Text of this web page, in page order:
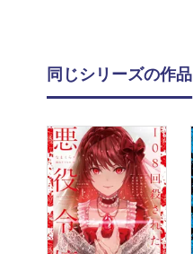
同じシリーズの作品